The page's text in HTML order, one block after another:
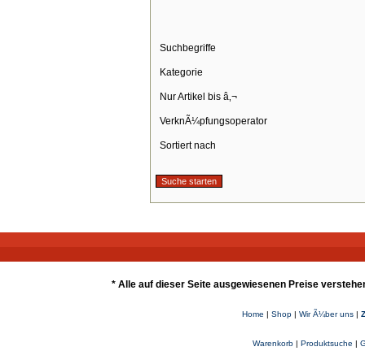
Suchbegriffe
Kategorie
Nur Artikel bis â‚¬
VerknÃ¼pfungsoperator
Sortiert nach
* Alle auf dieser Seite ausgewiesenen Preise
Home | Shop| Wir Ã¼ber uns|
Warenkorb| Produktsuche |